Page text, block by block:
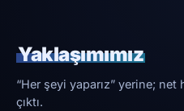
Yaklaşımımız
“Her şeyi yaparız” yerine;
çıktı.